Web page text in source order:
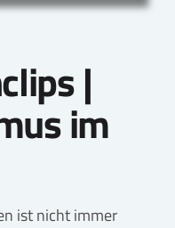
|
im
ist nicht immer